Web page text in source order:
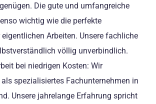
Die gute und umfangreiche
wichtig wie die perfekte
Arbeiten. Unsere fachliche
völlig unverbindlich.
bei niedrigen Kosten: Wir
spezialisiertes Fachunternehmen in
Unsere jahrelange Erfahrung spricht